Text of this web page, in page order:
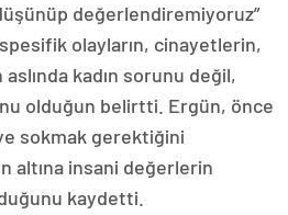
değerlendiremiyoruz”
olayların, cinayetlerin,
kadın sorunu değil,
olduğun belirtti. Ergün, önce
sokmak gerektiğini
altına insani değerlerin
kaydetti.